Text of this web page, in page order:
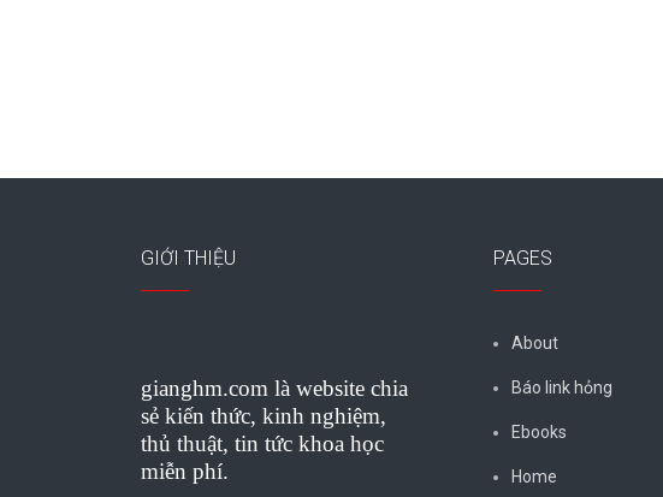
GIỚI THIỆU
gianghm.com là website chia
sẻ kiến thức, kinh nghiệm,
thủ thuật, tin tức khoa học
miễn phí.
PAGES
About
Báo link hỏng
Ebooks
Home